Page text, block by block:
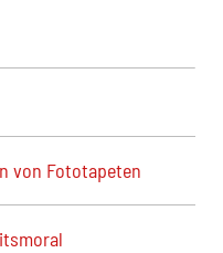
von Fototapeten